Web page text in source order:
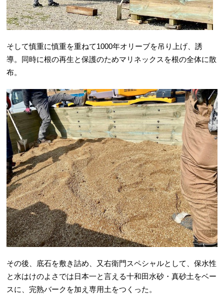
そして慎重に慎重を重ねて1000年オリーブを吊り上げ、誘
導。同時に根の再生と保護のためマリネックスを根の全体に散
布。
その後、底石を敷き詰め、又右衛門スペシャルとして、保水性
と水はけのよさでは日本一と言える十和田水砂・真砂土をベー
スに、完熟バークを加え専用土をつくった。